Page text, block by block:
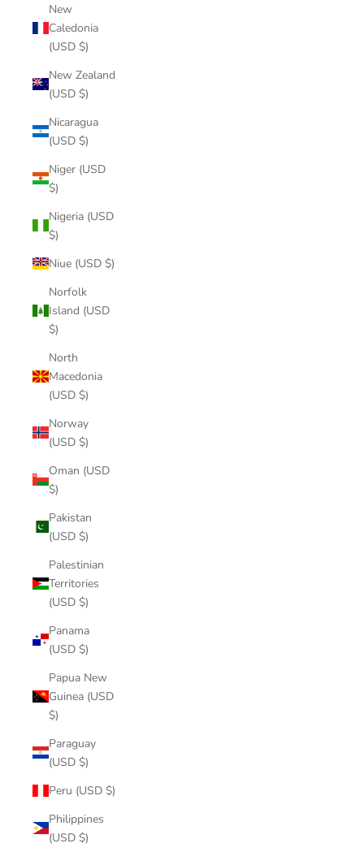
New
Caledonia
(USD $)
New Zealand
(USD $)
Nicaragua
(USD $)
Niger (USD
$)
Nigeria (USD
$)
Niue (USD $)
Norfolk
Island (USD
$)
North
Macedonia
(USD $)
Norway
(USD $)
Oman (USD
$)
Pakistan
(USD $)
Palestinian
Territories
(USD $)
Panama
(USD $)
Papua New
Guinea (USD
$)
Paraguay
(USD $)
Peru (USD $)
Philippines
(USD $)